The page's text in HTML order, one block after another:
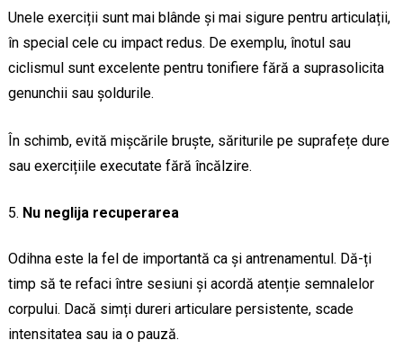
Unele exerciții sunt mai blânde și mai sigure pentru articulații,
în special cele cu impact redus. De exemplu, înotul sau
ciclismul sunt excelente pentru tonifiere fără a suprasolicita
genunchii sau șoldurile.
În schimb, evită mișcările bruște, săriturile pe suprafețe dure
sau exercițiile executate fără încălzire.
Nu neglija recuperarea
Odihna este la fel de importantă ca și antrenamentul. Dă-ți
timp să te refaci între sesiuni și acordă atenție semnalelor
corpului. Dacă simți dureri articulare persistente, scade
intensitatea sau ia o pauză.